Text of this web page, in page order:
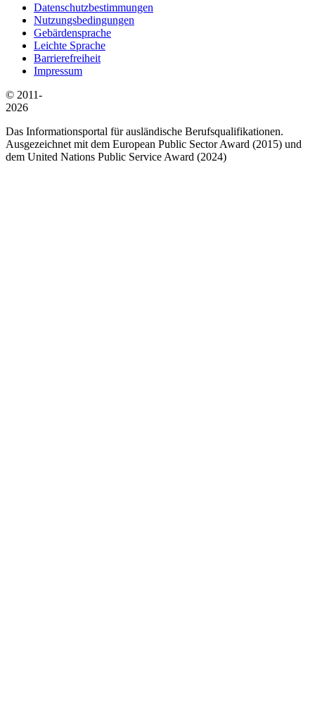
Datenschutzbestimmungen
Nutzungsbedingungen
Gebärdensprache
Leichte Sprache
Barrierefreiheit
Impressum
© 2011-
2026
Das Informationsportal für ausländische Berufsqualifikationen.
Ausgezeichnet mit dem European Public Sector Award (2015) und
dem United Nations Public Service Award (2024)